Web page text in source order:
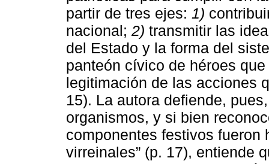
partir de tres ejes: 1)
nacional; 2) transmitir las
del Estado y la forma del
panteón cívico de héroes
legitimación de las acciones
15). La autora defiende,
organismos, y si bien
componentes festivos
virreinales” (p. 17), entiende